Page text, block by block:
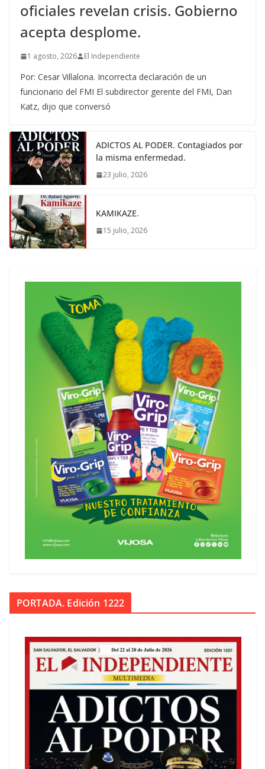
oficiales revelan crisis. Gobierno
acepta desplome.
1 agosto, 2026 El Independiente
Por: Cesar Villalona. Incorrecta declaración de un
funcionario del FMI El subdirector gerente del FMI, Dan
Katz, dijo que conversó
ADICTOS AL PODER. Contagiados por
la misma enfermedad.
23 julio, 2026
KAMIKAZE.
15 julio, 2026
PORTADA. Edición 1222